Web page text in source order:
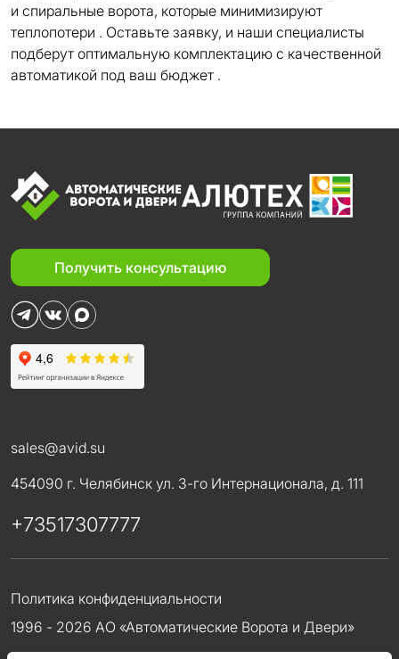
и спиральные ворота, которые минимизируют
теплопотери . Оставьте заявку, и наши специалисты
подберут оптимальную комплектацию с качественной
автоматикой под ваш бюджет .
Получить консультацию
sales@avid.su
454090 г. Челябинск ул. 3-го Интернационала, д. 111
+73517307777
Политика конфиденциальности
1996 - 2026 АО «Автоматические Ворота и Двери»